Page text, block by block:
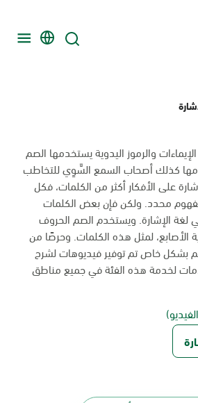
والرموز اليدوية يستخدمها الصم
كذلك أصحاب السمع السَّوِي للتخاطب
على الأفكار أكثر من الكلمات، فكل
محدد. ولكن فإن بعض الكلمات
لغة الإشارة. ويستخدم الصم الحروف
الأصابع، لمثل هذه الكلمات. وحرصًا من
بشكل خاص تم توفير فيديوهات لشرح
لخدمة هذه الفئة في جميع مناطق